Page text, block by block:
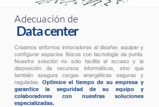
Data center
Adecuación de
Creamos entornos innovadores al diseñar, equipar y
configurar espacios físicos con tecnología de punta.
Nuestra solución no solo facilita el acceso y la
disposición de recursos informáticos, sino que
también asegura cargas energéticas seguras y
reguladas. Optimice el tiempo de su empresa y
garantice la seguridad de su equipo y
colaboradores con nuestras soluciones
especializadas.